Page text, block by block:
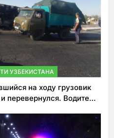
УЗБЕКИСТАНА
на ходу грузовик
перевернулся. Водитель